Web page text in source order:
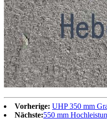
Vorherige: UHP 350 mm
Nächste:550 mm